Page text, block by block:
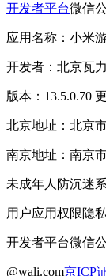
开发者平台微信
应用名称：小米
开发者：北京瓦
版本：13.5.0.70
北京地址：北京
南京地址：南京
未成年人防沉迷
用户应用权限隐
开发者平台微信
@wali.com京ICP